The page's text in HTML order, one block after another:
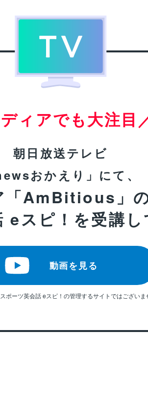
ィアでも大注目
朝日放送テレビ
おかえり」にて、
「AmBitious」
eスピ！を受講し
動画を見る
ポーツ英会話 eスピ！の管理するサイトではございま